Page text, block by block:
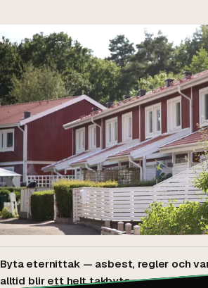
Byta eternittak — asbest, regler och
alltid blir ett helt takbyte